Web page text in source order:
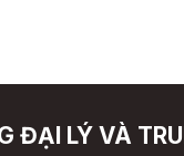
ĐẠI LÝ VÀ